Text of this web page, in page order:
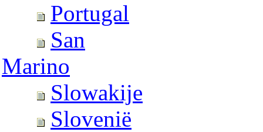
Portugal
San
Marino
Slowakije
Slovenië